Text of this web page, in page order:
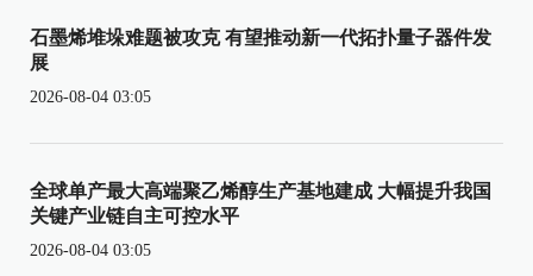
石墨烯堆垛难题被攻克 有望推动新一代拓扑量子器件发
展
2026-08-04 03:05
全球单产最大高端聚乙烯醇生产基地建成 大幅提升我国
关键产业链自主可控水平
2026-08-04 03:05